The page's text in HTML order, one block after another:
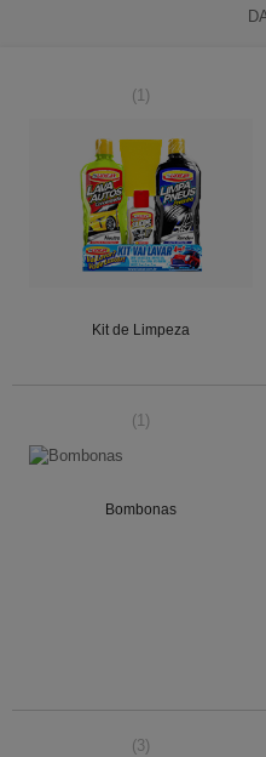
(1)
Kit de Limpeza
(1)
Bombonas
(3)